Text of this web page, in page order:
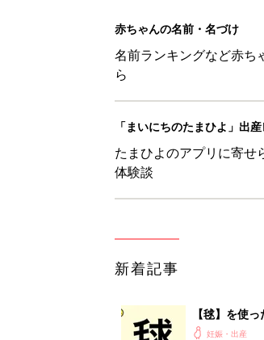
赤ちゃんの名前・名づけ
名前ランキングなど赤ち
ら
「まいにちのたまひよ」出
たまひよのアプリに寄せ
体験談
新着記事
【毬】を使
妊娠・出産